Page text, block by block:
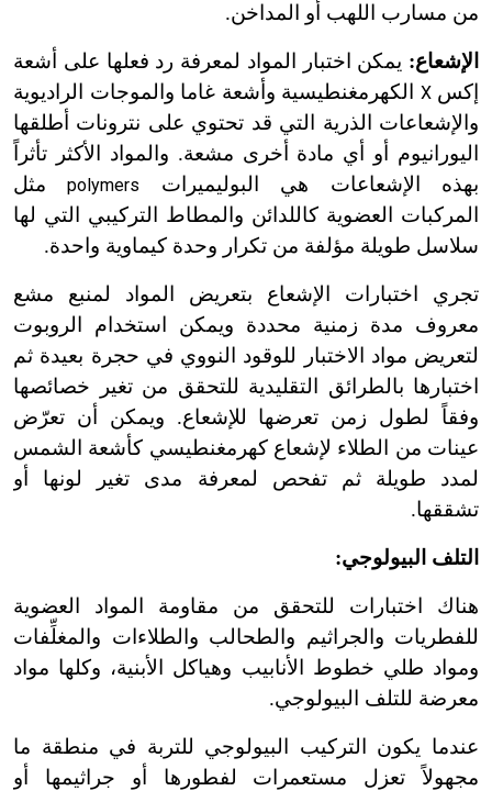
من مسارب اللهب أو المداخن.
الإشعاع: يمكن اختبار المواد لمعرفة رد فعلها على أشعة
إكسX الكهرمغنطيسية وأشعة غاما والموجات الراديوية
والإشعاعات الذرية التي قد تحتوي على نترونات أطلقها
اليورانيوم أو أي مادة أخرى مشعة. والمواد الأكثر تأثراً
بهذه الإشعاعات هي البوليميرات
polymersمثل
المركبات العضوية كاللدائن والمطاط التركيبي التي لها
سلاسل طويلة مؤلفة من تكرار وحدة كيماوية واحدة.
تجري اختبارات الإشعاع بتعريض المواد لمنبع مشع
معروف مدة زمنية محددة ويمكن استخدام الروبوت
لتعريض مواد الاختبار للوقود النووي في حجرة بعيدة ثم
اختبارها بالطرائق التقليدية للتحقق من تغير خصائصها
وفقاً لطول زمن تعرضها للإشعاع. ويمكن أن تعرّض
عينات من الطلاء لإشعاع كهرمغنطيسي كأشعة الشمس
لمدد طويلة ثم تفحص لمعرفة مدى تغير لونها أو
تشققها.
التلف البيولوجي:
هناك اختبارات للتحقق من مقاومة المواد العضوية
للفطريات والجراثيم والطحالب والطلاءات والمغلِّفات
ومواد طلي خطوط الأنابيب وهياكل الأبنية، وكلها مواد
معرضة للتلف البيولوجي.
عندما يكون التركيب البيولوجي للتربة في منطقة ما
مجهولاً تعزل مستعمرات لفطورها أو جراثيمها أو